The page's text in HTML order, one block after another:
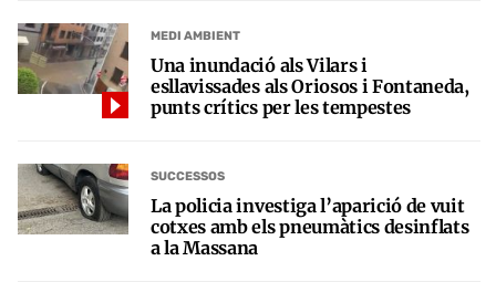
MEDI AMBIENT
Una inundació als Vilars i
esllavissades als Oriosos i Fontaneda,
punts crítics per les tempestes
SUCCESSOS
La policia investiga l’aparició de vuit
cotxes amb els pneumàtics desinflats
a la Massana